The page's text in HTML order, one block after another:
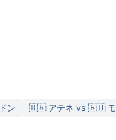
ン
🇬🇷 アテネ vs 🇷🇺 モ